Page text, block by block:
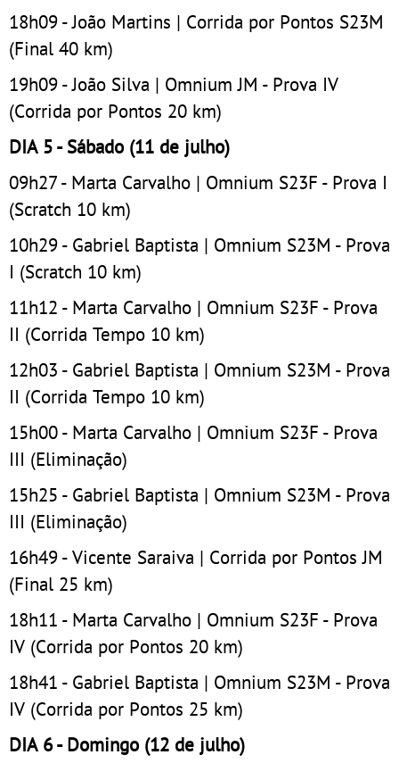
18h09 - João Martins | Corrida por Pontos S23M
(Final 40 km)
19h09 - João Silva | Omnium JM - Prova IV
(Corrida por Pontos 20 km)
DIA 5 - Sábado (11 de julho)
09h27 - Marta Carvalho | Omnium S23F - Prova I
(Scratch 10 km)
10h29 - Gabriel Baptista | Omnium S23M - Prova
I (Scratch 10 km)
11h12 - Marta Carvalho | Omnium S23F - Prova
II (Corrida Tempo 10 km)
12h03 - Gabriel Baptista | Omnium S23M - Prova
II (Corrida Tempo 10 km)
15h00 - Marta Carvalho | Omnium S23F - Prova
III (Eliminação)
15h25 - Gabriel Baptista | Omnium S23M - Prova
III (Eliminação)
16h49 - Vicente Saraiva | Corrida por Pontos JM
(Final 25 km)
18h11 - Marta Carvalho | Omnium S23F - Prova
IV (Corrida por Pontos 20 km)
18h41 - Gabriel Baptista | Omnium S23M - Prova
IV (Corrida por Pontos 25 km)
DIA 6 - Domingo (12 de julho)